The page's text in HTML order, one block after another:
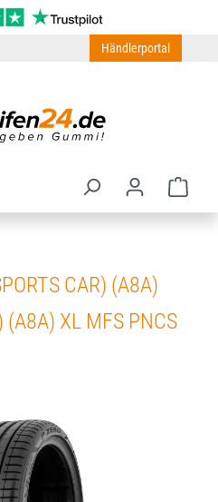
Händlerportal
CAR) (A8A)
XL MFS PNCS